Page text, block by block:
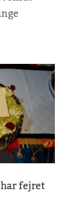
fejret